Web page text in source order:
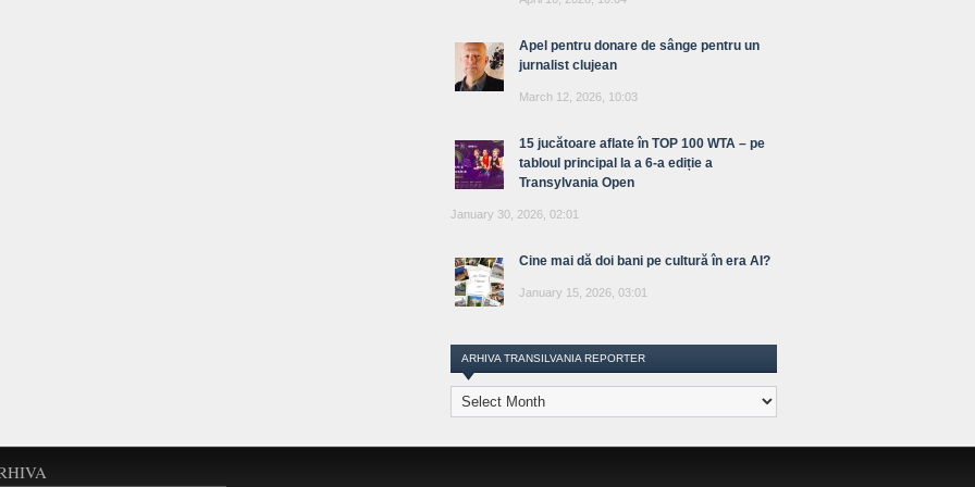
Apel pentru donare de sânge pentru un
jurnalist clujean
March 12, 2026, 10:03
15 jucătoare aflate în TOP 100 WTA – pe
tabloul principal la a 6-a ediție a
Transylvania Open
January 30, 2026, 02:01
Cine mai dă doi bani pe cultură în era AI?
January 15, 2026, 03:01
ARHIVA TRANSILVANIA REPORTER
Arhiva
Transilvania